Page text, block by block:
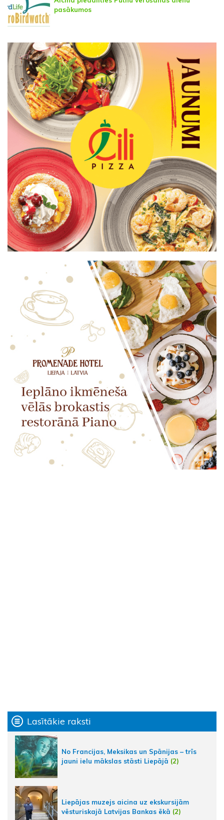
pasākumos
Lasītākie raksti
No Francijas, Meksikas un Spānijas – trīs
jauni ielu mākslas stāsti Liepājā (2)
Liepājas muzejs aicina uz ekskursijām
vēsturiskajā Latvijas Bankas ēkā (2)